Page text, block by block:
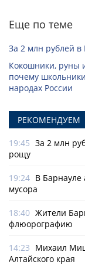
Еще по теме
За 2 млн рублей в
Кокошники, руны
почему
народах России
РЕКОМЕНДУЕМ
19:45 За 2 млн
рощу
19:24 В Барнауле
мусора
18:40 Жители
флюорографию
14:23 Михаил
Алтайского края